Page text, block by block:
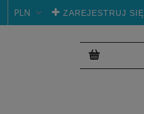
ZAREJESTRUJ SIĘ
PLN